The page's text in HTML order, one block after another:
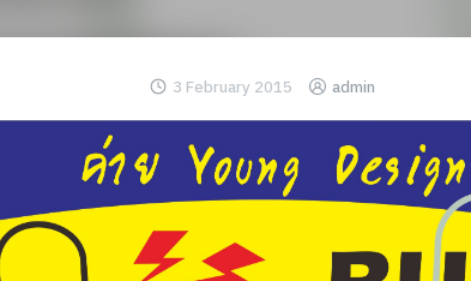
3 February 2015 admin